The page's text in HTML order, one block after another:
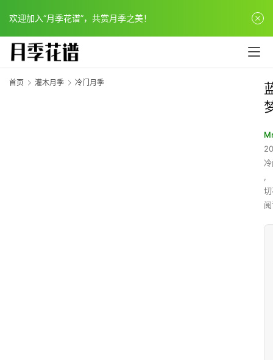
欢迎加入“月季花谱”，共赏月季之美！
首页 灌木月季 冷门月季
,